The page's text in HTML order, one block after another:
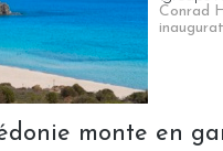
Conrad
monte en